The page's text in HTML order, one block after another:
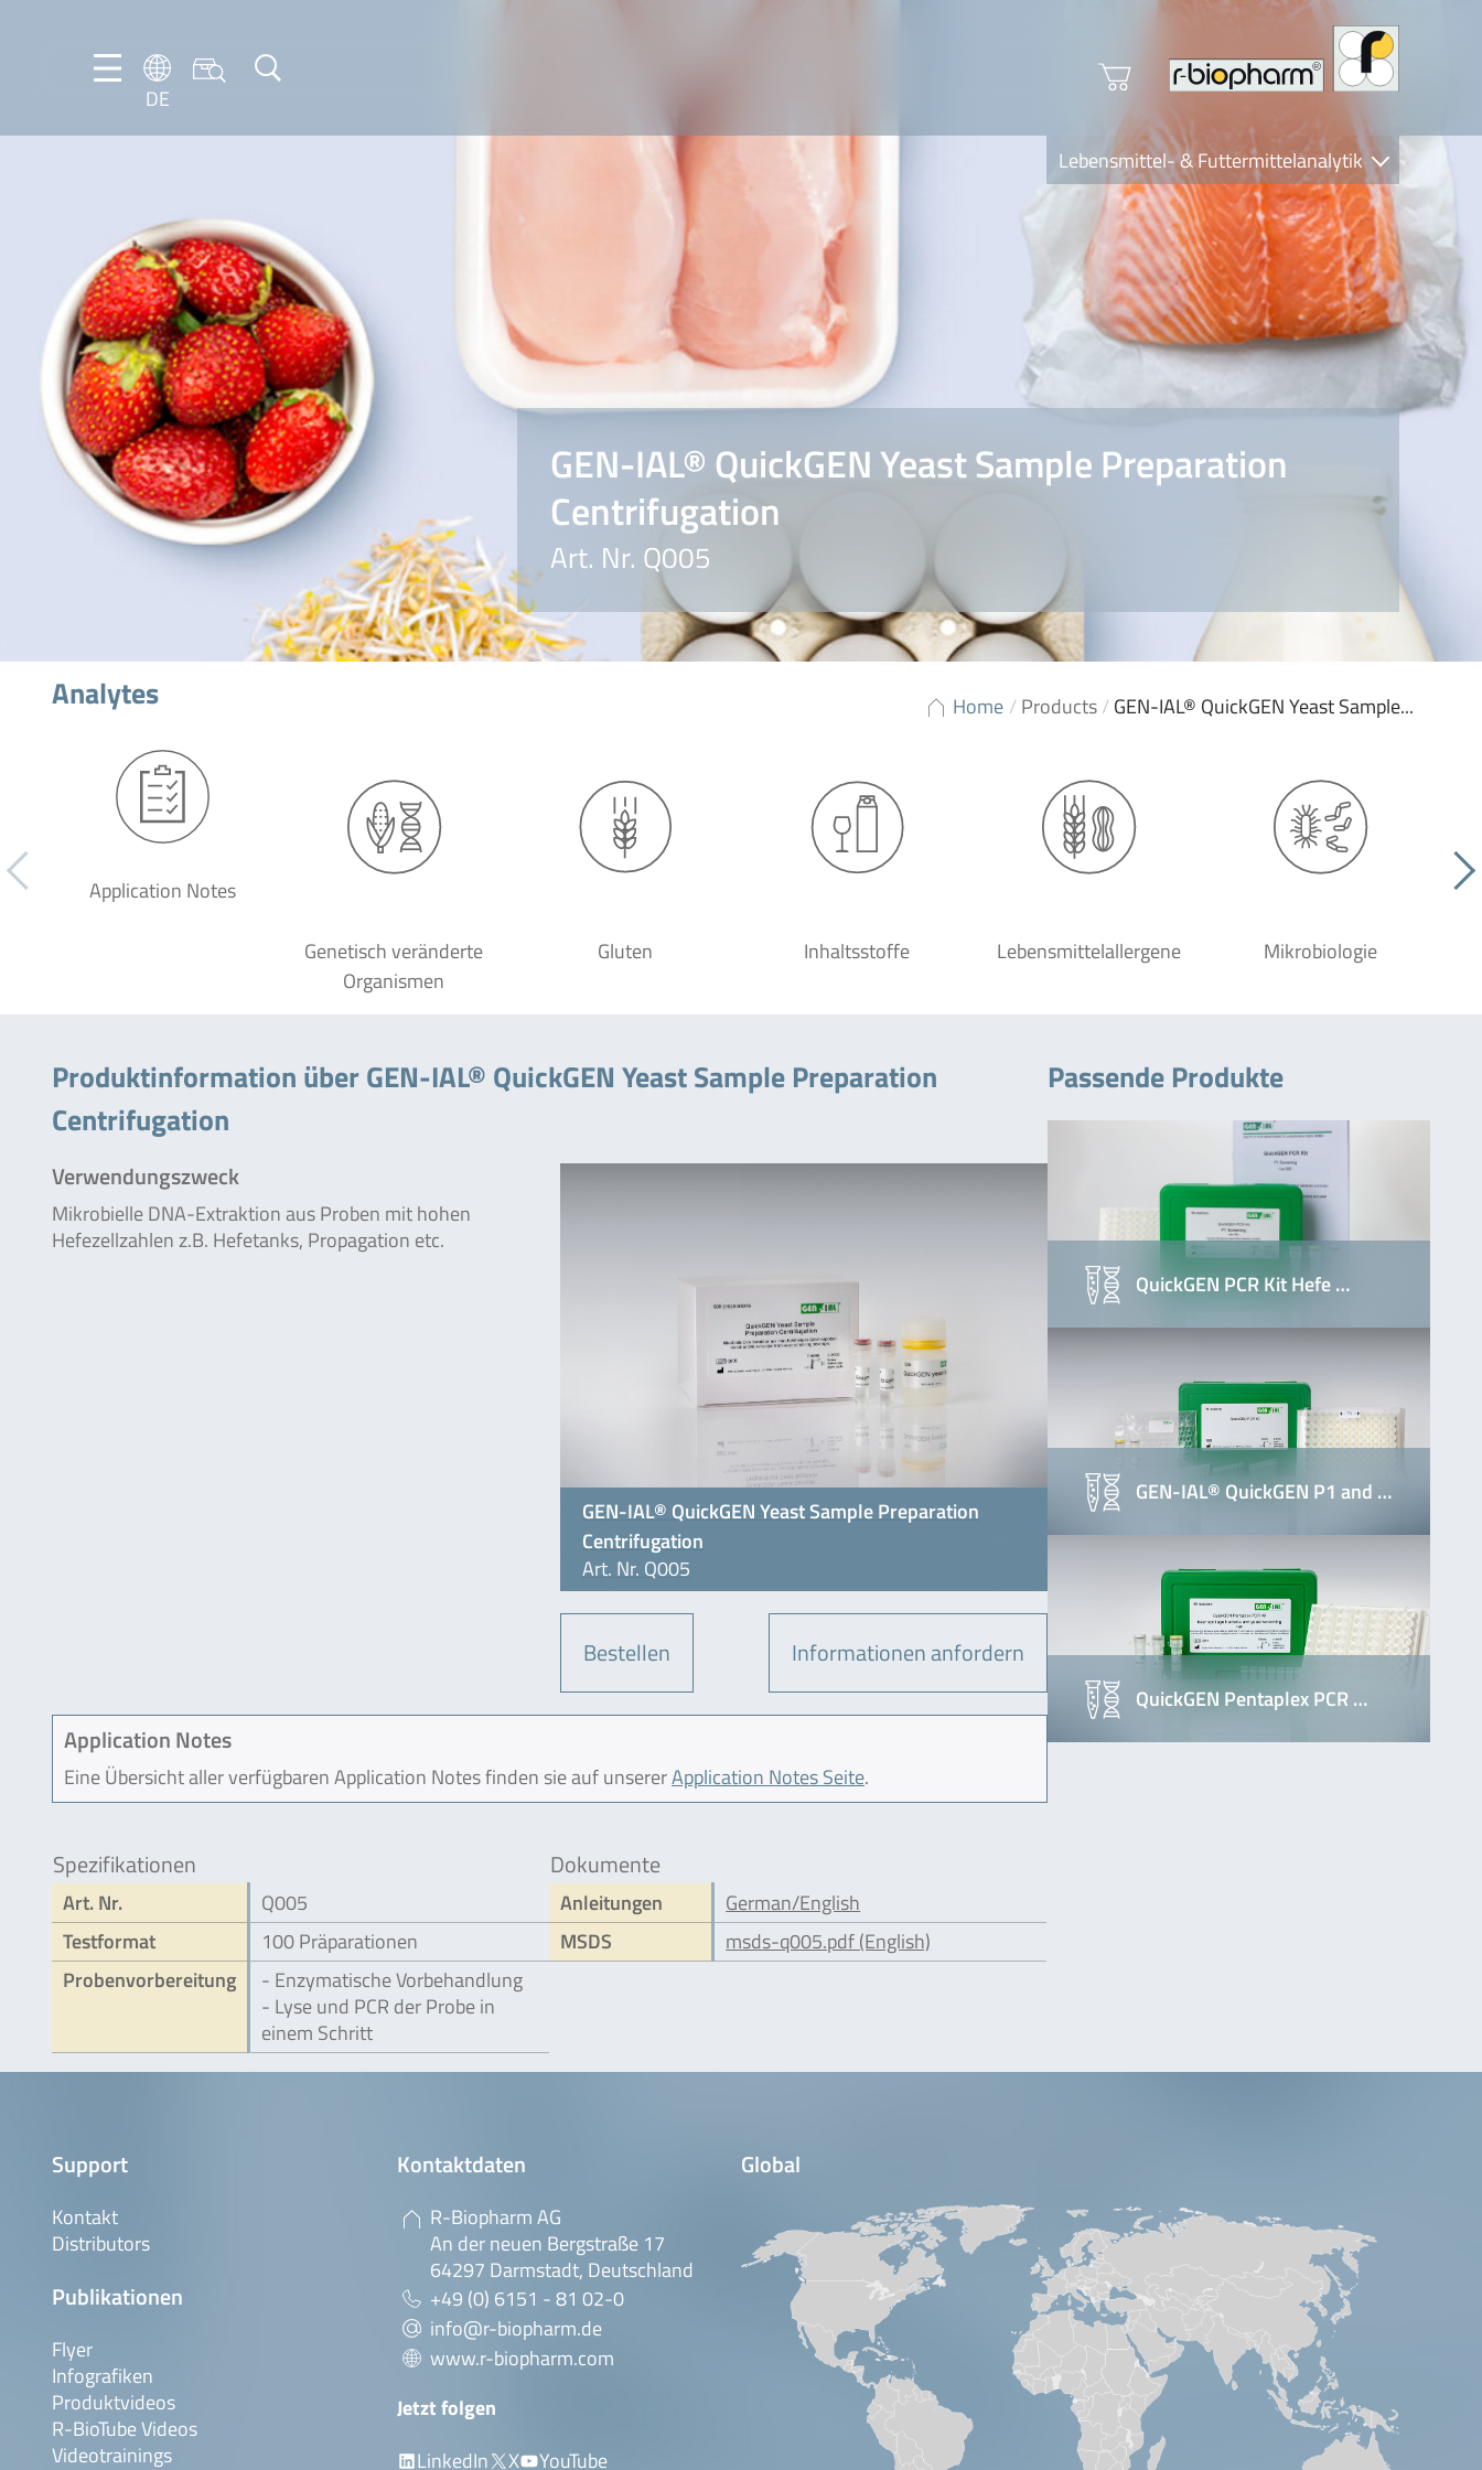
DE
DE
Lebensmittel- & Futtermittelanalytik
Clinical Diagnostics
R-Biopharm AG
Nutrition Care
GEN-IAL® QuickGEN Yeast Sample Preparation
Centrifugation
Art. Nr. Q005
Home /Products/GEN-IAL® QuickGEN Yeast Sample...
Analytes
Application Notes
Genetisch veränderte
Organismen
Gluten Inhaltsstoffe Lebensmittelallergene Mikrobiologie
Produktinformation über GEN-IAL® QuickGEN Yeast Sample Preparation
Centrifugation
GEN-IAL® QuickGEN Yeast Sample Preparation
Centrifugation
Art. Nr. Q005
Bestellen Informationen anfordern
Verwendungszweck
Mikrobielle DNA-Extraktion aus Proben mit hohen
Hefezellzahlen z.B. Hefetanks, Propagation etc.
Application Notes
Eine Übersicht aller verfügbaren Application Notes finden sie auf unsererApplication Notes Seite.
Spezifikationen
Art. Nr.
Q005
Testformat
100 Präparationen
Probenvorbereitung
- Enzymatische Vorbehandlung
- Lyse und PCR der Probe in
einem Schritt
Dokumente
Anleitungen
German/English
MSDS
msds-q005.pdf (English)
Passende Produkte
QuickGEN PCR Kit Hefe …
GEN-IAL® QuickGEN P1 and …
QuickGEN Pentaplex PCR …
Support
Kontakt
Distributors
Publikationen
Flyer
Infografiken
Produktvideos
R-BioTube Videos
Videotrainings
Kontaktdaten
R-Biopharm AG
An der neuen Bergstraße 17
64297 Darmstadt, Deutschland
+49 (0) 6151 - 81 02-0
info@r-biopharm.de
www.r-biopharm.com
Jetzt folgen
LinkedIn
X YouTube
Global